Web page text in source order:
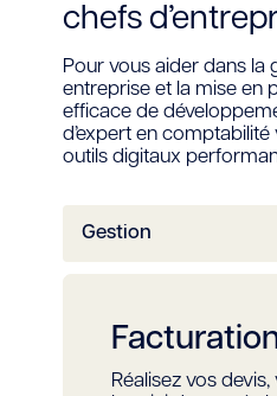
chefs
Pour vous aider dans la
entreprise et la mise en
efficace de
d’expert en
outils digitaux
Réalisez vos